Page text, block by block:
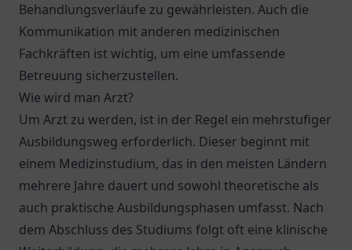
Behandlungsverläufe zu gewährleisten. Auch die
Kommunikation mit anderen medizinischen
Fachkräften ist wichtig, um eine umfassende
Betreuung sicherzustellen.
Wie wird man Arzt?
Um Arzt zu werden, ist in der Regel ein mehrstufiger
Ausbildungsweg erforderlich. Dieser beginnt mit
einem Medizinstudium, das in den meisten Ländern
mehrere Jahre dauert und sowohl theoretische als
auch praktische Ausbildungsphasen umfasst. Nach
dem Abschluss des Studiums folgt oft eine klinische